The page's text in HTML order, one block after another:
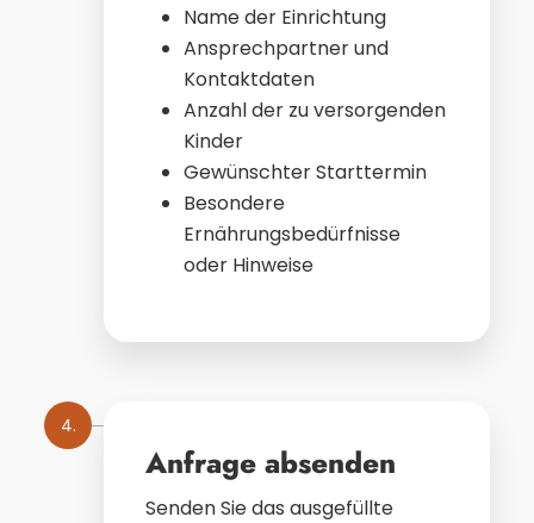
Name der Einrichtung
Ansprechpartner und
Kontaktdaten
Anzahl der zu versorgenden
Kinder
Gewünschter Starttermin
Besondere
Ernährungsbedürfnisse
oder Hinweise
Anfrage absenden
Senden Sie das ausgefüllte
4.